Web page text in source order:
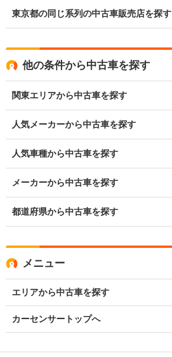
東京都の同じ系列の中古車販売店を探す
他の条件から中古車を探す
関東エリアから中古車を探す
人気メーカーから中古車を探す
人気車種から中古車を探す
メーカーから中古車を探す
都道府県から中古車を探す
メニュー
エリアから中古車を探す
カーセンサートップへ